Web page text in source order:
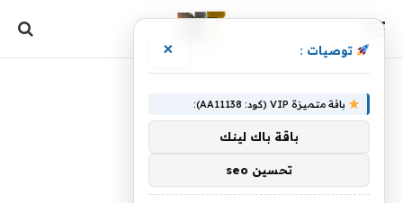
توصيات : ×
باقة متميزة VIP (كود: AA11138):
باقة باك لينك
تحسين seo